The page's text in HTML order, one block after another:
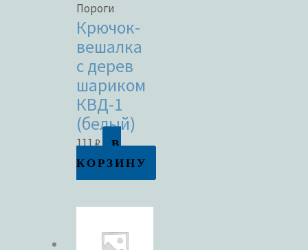
Пороги
Крючок-
вешалка
с дерев
шариком
КВД-1
(белый)
111₽
В
КОРЗИНУ